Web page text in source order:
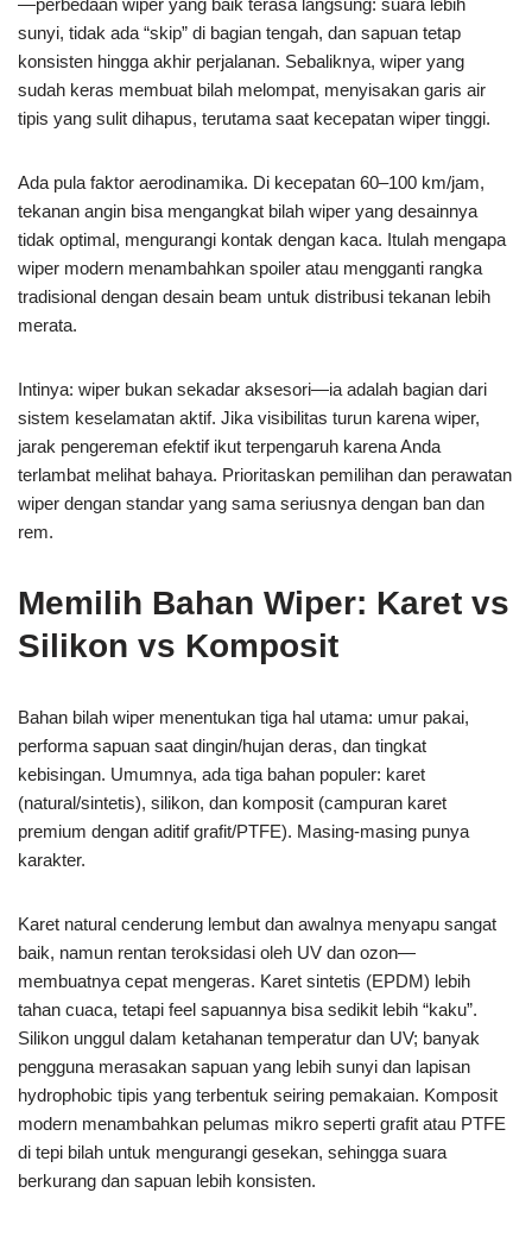
—perbedaan wiper yang baik terasa langsung: suara lebih
sunyi, tidak ada “skip” di bagian tengah, dan sapuan tetap
konsisten hingga akhir perjalanan. Sebaliknya, wiper yang
sudah keras membuat bilah melompat, menyisakan garis air
tipis yang sulit dihapus, terutama saat kecepatan wiper tinggi.
Ada pula faktor aerodinamika. Di kecepatan 60–100 km/jam,
tekanan angin bisa mengangkat bilah wiper yang desainnya
tidak optimal, mengurangi kontak dengan kaca. Itulah mengapa
wiper modern menambahkan spoiler atau mengganti rangka
tradisional dengan desain beam untuk distribusi tekanan lebih
merata.
Intinya: wiper bukan sekadar aksesori—ia adalah bagian dari
sistem keselamatan aktif. Jika visibilitas turun karena wiper,
jarak pengereman efektif ikut terpengaruh karena Anda
terlambat melihat bahaya. Prioritaskan pemilihan dan perawatan
wiper dengan standar yang sama seriusnya dengan ban dan
rem.
Memilih Bahan Wiper: Karet vs
Silikon vs Komposit
Bahan bilah wiper menentukan tiga hal utama: umur pakai,
performa sapuan saat dingin/hujan deras, dan tingkat
kebisingan. Umumnya, ada tiga bahan populer: karet
(natural/sintetis), silikon, dan komposit (campuran karet
premium dengan aditif grafit/PTFE). Masing-masing punya
karakter.
Karet natural cenderung lembut dan awalnya menyapu sangat
baik, namun rentan teroksidasi oleh UV dan ozon—
membuatnya cepat mengeras. Karet sintetis (EPDM) lebih
tahan cuaca, tetapi feel sapuannya bisa sedikit lebih “kaku”.
Silikon unggul dalam ketahanan temperatur dan UV; banyak
pengguna merasakan sapuan yang lebih sunyi dan lapisan
hydrophobic tipis yang terbentuk seiring pemakaian. Komposit
modern menambahkan pelumas mikro seperti grafit atau PTFE
di tepi bilah untuk mengurangi gesekan, sehingga suara
berkurang dan sapuan lebih konsisten.